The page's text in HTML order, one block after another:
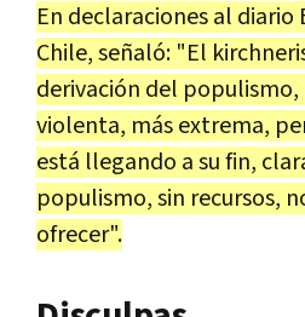
En declaraciones al diario
Chile, señaló: "El
derivación del populismo,
violenta, más extrema,
está llegando a su fin,
populismo, sin recursos,
ofrecer".